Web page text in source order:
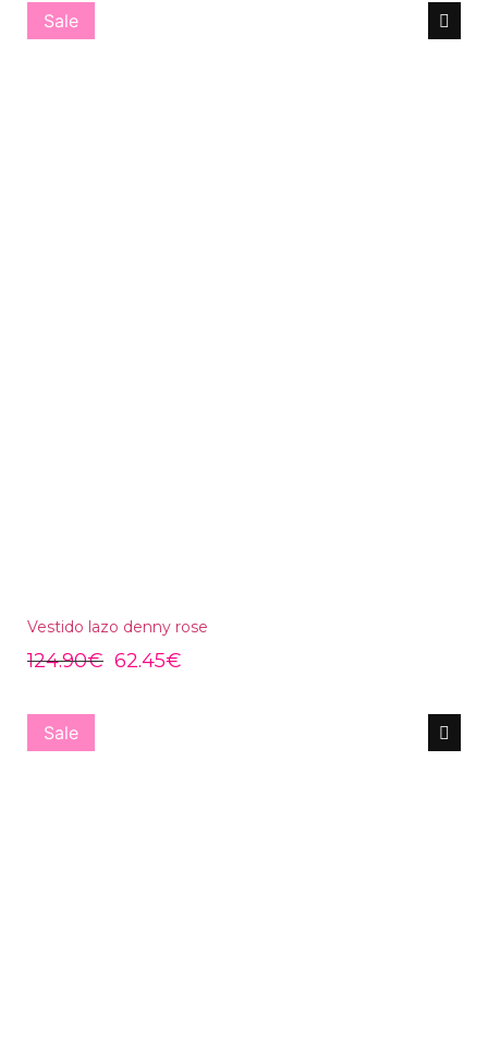
Sale
Vestido lazo denny rose
124.90€ 62.45€
Sale